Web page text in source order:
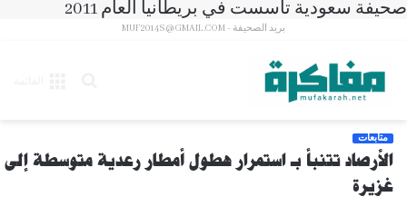
صحيفة سعودية تأسست في بريطانيا العام 2011
بريد الصحيفة - MUF2014S@GMAIL.COM
متابعات
الأرصاد تتنبأ بـ استمرار هطول أمطار رعدية متوسطة إلى
غزيرة